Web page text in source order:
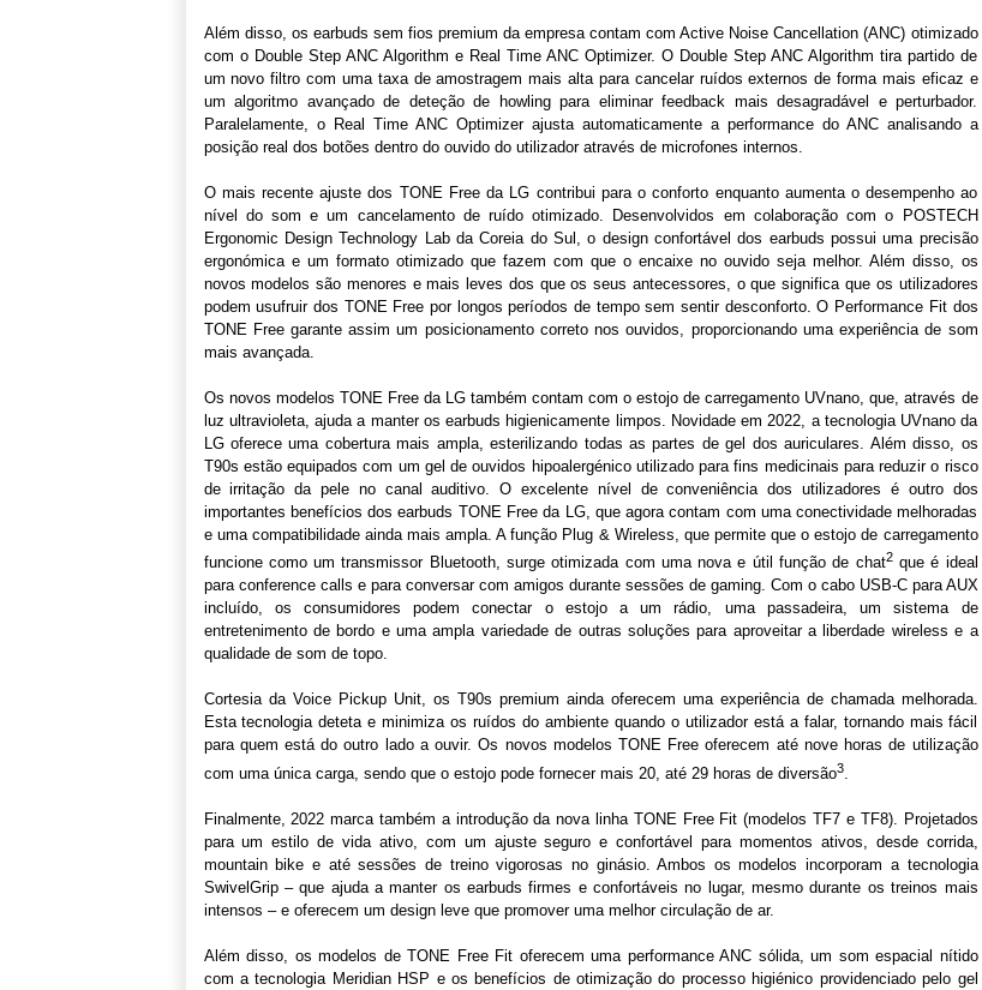
Além disso, os earbuds sem fios premium da empresa contam com Active Noise Cancellation (ANC) otimizado
com o Double Step ANC Algorithm e Real Time ANC Optimizer. O Double Step ANC Algorithm tira partido de
um novo filtro com uma taxa de amostragem mais alta para cancelar ruídos externos de forma mais eficaz e
um algoritmo avançado de deteção de howling para eliminar feedback mais desagradável e perturbador.
Paralelamente, o Real Time ANC Optimizer ajusta automaticamente a performance do ANC analisando a
posição real dos botões dentro do ouvido do utilizador através de microfones internos.
O mais recente ajuste dos TONE Free da LG contribui para o conforto enquanto aumenta o desempenho ao
nível do som e um cancelamento de ruído otimizado. Desenvolvidos em colaboração com o POSTECH
Ergonomic Design Technology Lab da Coreia do Sul, o design confortável dos earbuds possui uma precisão
ergonómica e um formato otimizado que fazem com que o encaixe no ouvido seja melhor. Além disso, os
novos modelos são menores e mais leves dos que os seus antecessores, o que significa que os utilizadores
podem usufruir dos TONE Free por longos períodos de tempo sem sentir desconforto. O Performance Fit dos
TONE Free garante assim um posicionamento correto nos ouvidos, proporcionando uma experiência de som
mais avançada.
Os novos modelos TONE Free da LG também contam com o estojo de carregamento UVnano, que, através de
luz ultravioleta, ajuda a manter os earbuds higienicamente limpos. Novidade em 2022, a tecnologia UVnano da
LG oferece uma cobertura mais ampla, esterilizando todas as partes de gel dos auriculares. Além disso, os
T90s estão equipados com um gel de ouvidos hipoalergénico utilizado para fins medicinais para reduzir o risco
de irritação da pele no canal auditivo. O excelente nível de conveniência dos utilizadores é outro dos
importantes benefícios dos earbuds TONE Free da LG, que agora contam com uma conectividade melhoradas
e uma compatibilidade ainda mais ampla. A função Plug & Wireless, que permite que o estojo de carregamento
funcione como um transmissor Bluetooth, surge otimizada com uma nova e útil função de chat2que é ideal
para conference calls e para conversar com amigos durante sessões de gaming. Com o cabo USB-C para AUX
incluído, os consumidores podem conectar o estojo a um rádio, uma passadeira, um sistema de
entretenimento de bordo e uma ampla variedade de outras soluções para aproveitar a liberdade wireless e a
qualidade de som de topo.
Cortesia da Voice Pickup Unit, os T90s premium ainda oferecem uma experiência de chamada melhorada.
Esta tecnologia deteta e minimiza os ruídos do ambiente quando o utilizador está a falar, tornando mais fácil
para quem está do outro lado a ouvir. Os novos modelos TONE Free oferecem até nove horas de utilização
com uma única carga, sendo que o estojo pode fornecer mais 20, até 29 horas de diversão3.
Finalmente, 2022 marca também a introdução da nova linha TONE Free Fit (modelos TF7 e TF8). Projetados
para um estilo de vida ativo, com um ajuste seguro e confortável para momentos ativos, desde corrida,
mountain bike e até sessões de treino vigorosas no ginásio. Ambos os modelos incorporam a tecnologia
SwivelGrip – que ajuda a manter os earbuds firmes e confortáveis no lugar, mesmo durante os treinos mais
intensos – e oferecem um design leve que promover uma melhor circulação de ar.
Além disso, os modelos de TONE Free Fit oferecem uma performance ANC sólida, um som espacial nítido
com a tecnologia Meridian HSP e os benefícios de otimização do processo higiénico providenciado pelo gel